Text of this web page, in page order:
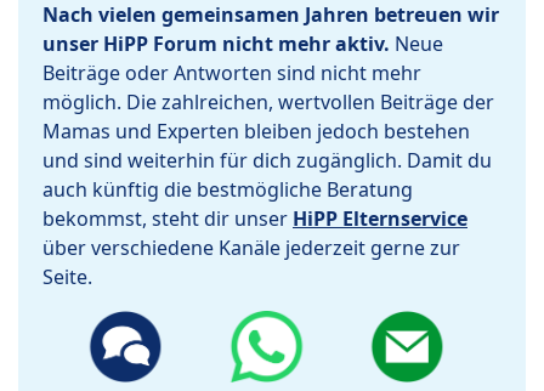
Nach vielen gemeinsamen Jahren betreuen wir
unser HiPP Forum nicht mehr aktiv. Neue
Beiträge oder Antworten sind nicht mehr
möglich. Die zahlreichen, wertvollen Beiträge der
Mamas und Experten bleiben jedoch bestehen
und sind weiterhin für dich zugänglich. Damit du
auch künftig die bestmögliche Beratung
bekommst, steht dir unser HiPP Elternservice
über verschiedene Kanäle jederzeit gerne zur
Seite.